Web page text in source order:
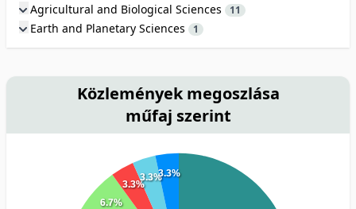
Agricultural and Biological Sciences 11
Earth and Planetary Sciences 1
Közlemények megoszlása
műfaj szerint
6.7%
3.3%
3.3%3.3%